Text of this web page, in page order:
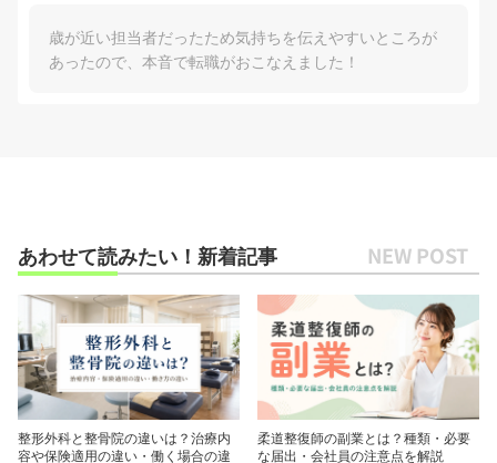
歳が近い担当者だったため気持ちを伝えやすいところが
あったので、本音で転職がおこなえました！
あわせて読みたい！新着記事
整形外科と整骨院の違いは？治療内
容や保険適用の違い・働く場合の違
柔道整復師の副業とは？種類・必要
な届出・会社員の注意点を解説